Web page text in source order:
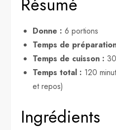
Donne : 6 portions
Temps de
Temps de cuisson :
Temps total : 120
et repos)
Ingrédients